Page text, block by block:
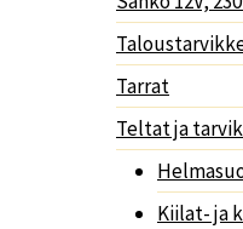
Tarrat
Teltat ja
Kiilat- ja